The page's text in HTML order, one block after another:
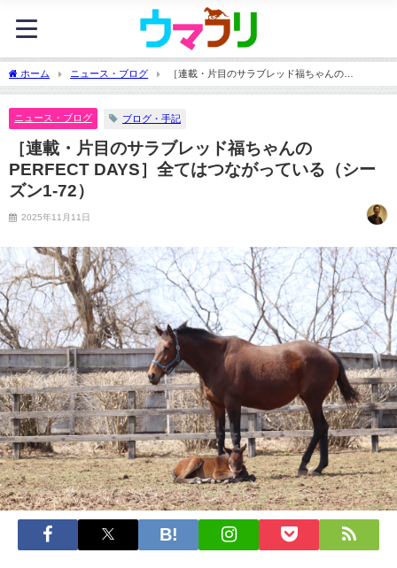
ホーム ニュース・ブログ
［連載・片目のサラブレッド福ちゃんの
PERFECT DAYS］全てはつながっている（シーズン1-72）
ニュース・ブログ ブログ・手記
［連載・片目のサラブレッド福ちゃんの
PERFECT DAYS］全てはつながっている（シー
ズン1-72）
2025年11月11日